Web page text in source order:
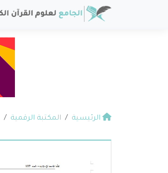
الرئيسية المكتبة الرقمية